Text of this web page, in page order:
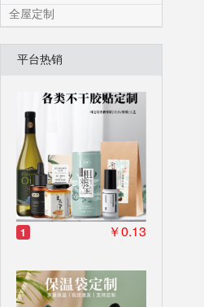
全屋定制
平台热销
1 ￥0.13